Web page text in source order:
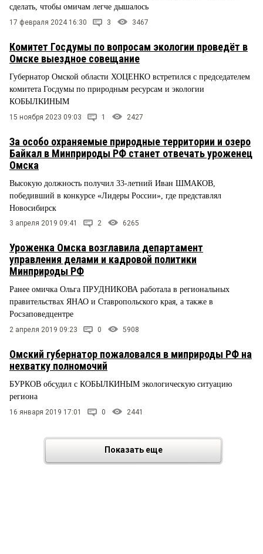
сделать, чтобы омичам легче дышалось
17 февраля 2024 16:30 3 3467
Комитет Госдумы по вопросам экологии проведёт в
Омске выездное совещание
Губернатор Омской области ХОЦЕНКО встретился с председателем
комитета Госдумы по природным ресурсам и экологии
КОБЫЛКИНЫМ
15 ноября 2023 09:03 1 2427
За особо охраняемые природные территории и озеро
Байкал в Минприроды РФ станет отвечать уроженец
Омска
Высокую должность получил 33-летний Иван ШМАКОВ,
победивший в конкурсе «Лидеры России», где представлял
Новосибирск
3 апреля 2019 09:41 2 6265
Уроженка Омска возглавила департамент
управления делами и кадровой политики
Минприроды РФ
Ранее омичка Ольга ПРУДНИКОВА работала в региональных
правительствах ЯНАО и Ставропольского края, а также в
Росзаповедцентре
2 апреля 2019 09:23 0 5908
Омский губернатор пожаловался в миприроды РФ на
нехватку полномочий
БУРКОВ обсудил с КОБЫЛКИНЫМ экологическую ситуацию
региона
16 января 2019 17:01 0 2441
Показать еще